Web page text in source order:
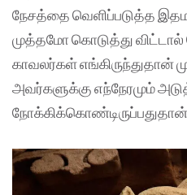
நேசத்தை வெளிப்படுத்த
முத்தமோ கொடுத்து
காவலர்கள் எங்கிருந்துதான்
அவர்களுக்கு எந்நேரமும்